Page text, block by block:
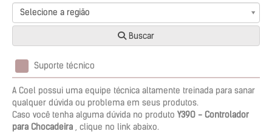
Selecione a região
Buscar
Suporte técnico
A Coel possui uma equipe técnica altamente treinada para sanar
qualquer dúvida ou problema em seus produtos.
Caso você tenha alguma dúvida no produto Y39O - Controlador
para Chocadeira , clique no link abaixo.